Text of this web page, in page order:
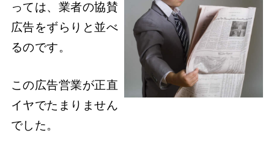
っては、業者の協賛
広告をずらりと並べ
るのです。
この広告営業が正直
イヤでたまりません
でした。